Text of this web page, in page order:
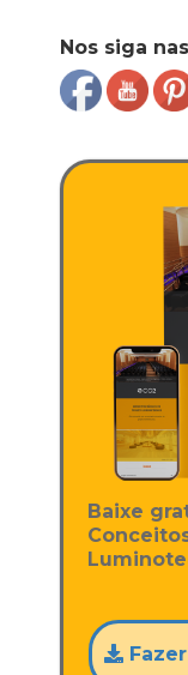
Nos siga
Baixe